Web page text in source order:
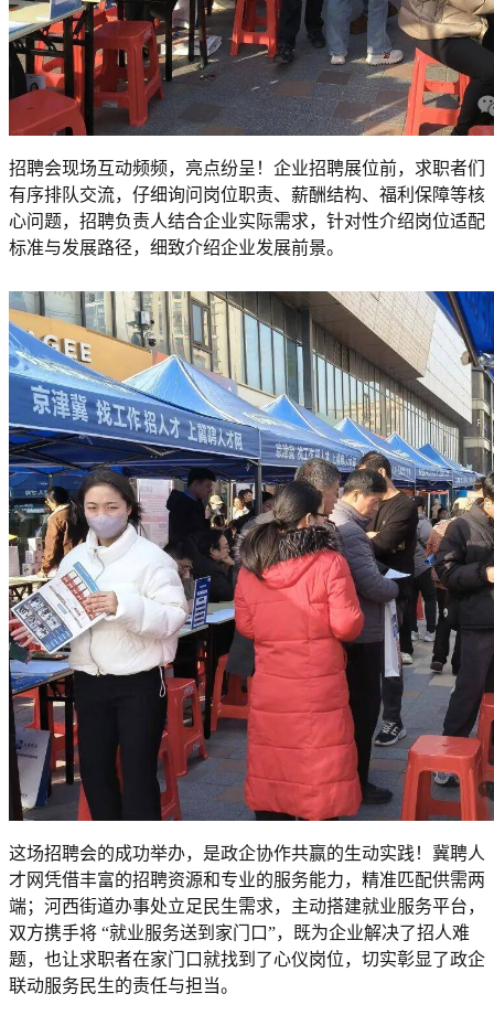
招聘会现场互动频频，亮点纷呈！企业招聘展位前，求职者们
有序排队交流，仔细询问岗位职责、薪酬结构、福利保障等核
心问题，招聘负责人结合企业实际需求，针对性介绍岗位适配
标准与发展路径，细致介绍企业发展前景。
这场招聘会的成功举办，是政企协作共赢的生动实践！冀聘人
才网凭借丰富的招聘资源和专业的服务能力，精准匹配供需两
端；河西街道办事处立足民生需求，主动搭建就业服务平台，
双方携手将 “就业服务送到家门口”，既为企业解决了招人难
题，也让求职者在家门口就找到了心仪岗位，切实彰显了政企
联动服务民生的责任与担当。